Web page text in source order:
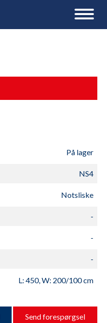
På lager
NS4
Notsliske
-
-
-
L: 450, W: 200/100 cm
Send forespørgsel